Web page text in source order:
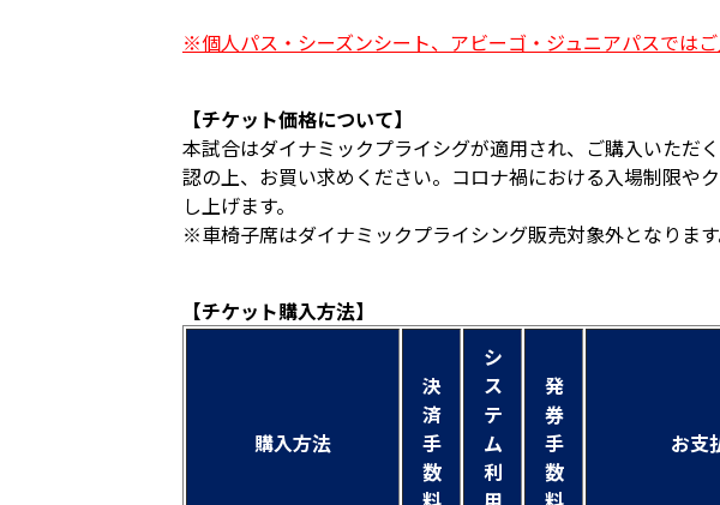
※個人パス・シーズンシート、アビーゴ・ジュニアパスではご
【チケット価格について】
本試合はダイナミックプライシグが適用され、ご購入いただ
認の上、お買い求めください。コロナ禍における入場制限や
し上げます。
※車椅子席はダイナミックプライシング販売対象外となります
【チケット購入方法】
購入方法
決
済
手
数
シ
ス
テ
ム
利
発
券
手
数
お支